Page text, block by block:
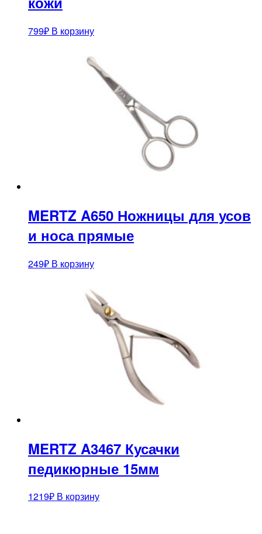
799₽ В корзину
MERTZ A650 Ножницы для усов
и носа прямые
249₽ В корзину
MERTZ A3467 Кусачки
педикюрные 15мм
1219₽ В корзину